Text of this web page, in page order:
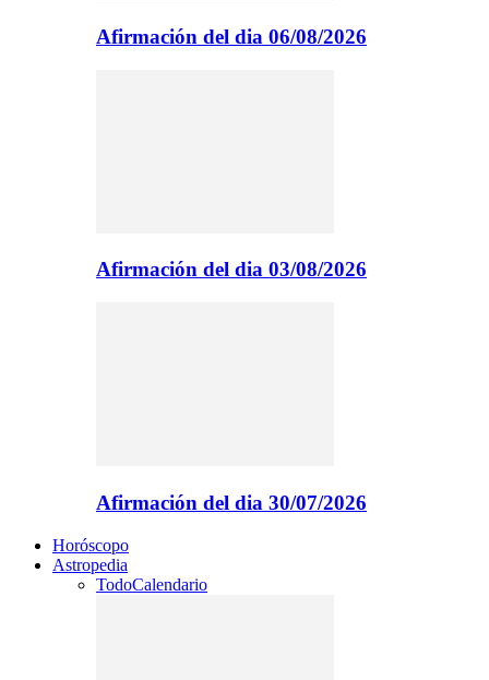
Afirmación del dia 06/08/2026
Afirmación del dia 03/08/2026
Afirmación del dia 30/07/2026
Horóscopo
Astropedia
TodoCalendario